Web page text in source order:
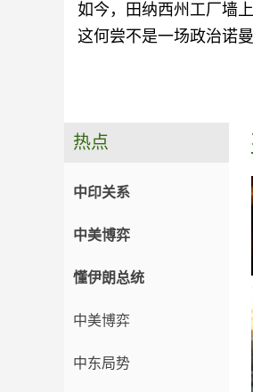
如今，田纳西州工厂墙
这何尝不是一场政治诺
热点
中印关系
中美博弈
懂伊朗总统
中美博弈
中东局势